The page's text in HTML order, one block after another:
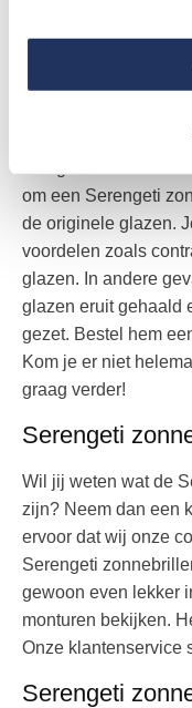
productie hebt. De
hebben dit, zo ook
voordelen die
om een Serengeti
de originele glazen.
voordelen zoals
glazen. In andere
glazen eruit gehaald
gezet. Bestel hem
Kom je er niet
graag verder!
Serengeti
Wil jij weten wat de
zijn? Neem dan een
ervoor dat wij onze
Serengeti
gewoon even lekker
monturen bekijken.
Onze klantenservice
Serengeti